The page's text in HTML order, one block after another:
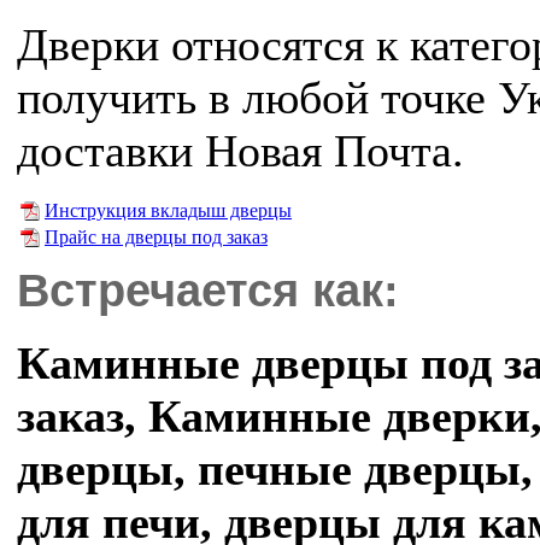
Дверки относятся к
получить в любой точке
доставки Новая Почта.
Инструкция вкладыш дверцы
Прайс на дверцы под заказ
Встречается как:
Каминные дверцы под
заказ, Каминные
дверцы, печные
для печи, дверцы для